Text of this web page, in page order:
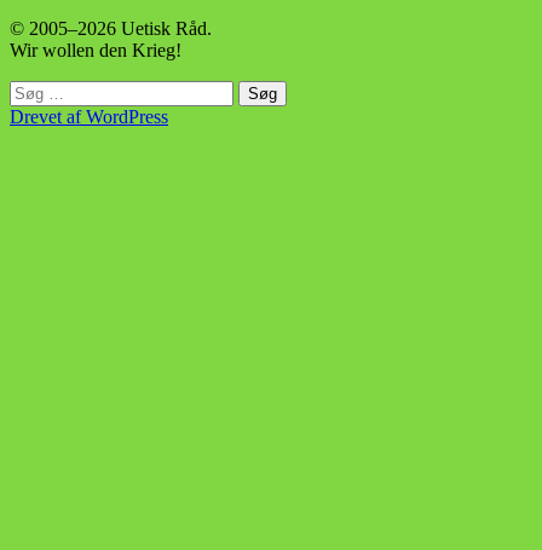
© 2005–2026 Uetisk Råd.
Wir wollen den Krieg!
Søg
efter:
Drevet af WordPress